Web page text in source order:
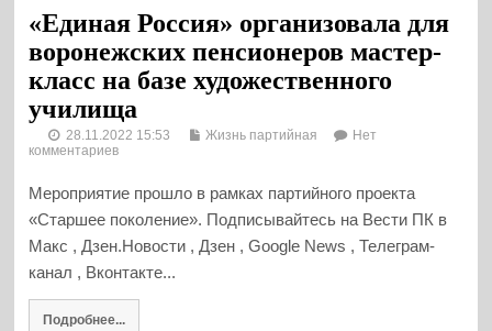
«Единая Россия» организовала для
воронежских пенсионеров мастер-
класс на базе художественного
училища
28.11.2022 15:53 Жизнь партийная
Нет
комментариев
Мероприятие прошло в рамках партийного проекта
«Старшее поколение». Подписывайтесь на Вести ПК в
Макс , Дзен.Новости , Дзен , Google News , Телеграм-
канал , Вконтакте...
Подробнее...